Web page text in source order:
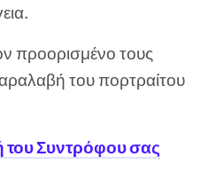
προορισμένο τους
του πορτραίτου
του Συντρόφου σας